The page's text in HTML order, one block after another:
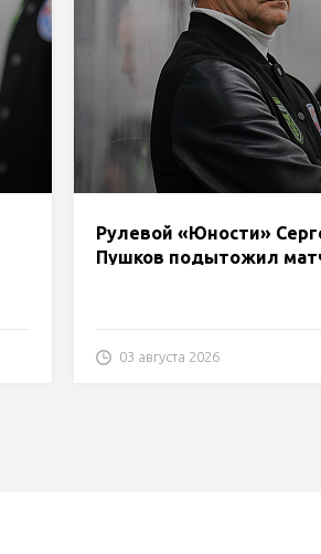
Рулевой «Юности»
Пушков подытожил
03 августа 2026